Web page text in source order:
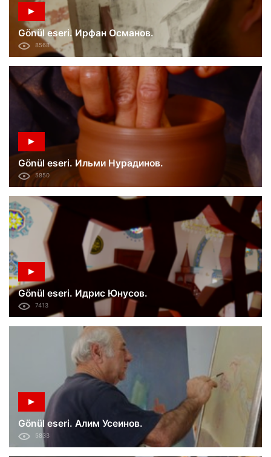
Gönül eseri. Ирфан Османов.
8568
Gönül eseri. Ильми Нурадинов.
5850
Gönül eseri. Идрис Юнусов.
7413
Gönül eseri. Алим Усеинов.
5833